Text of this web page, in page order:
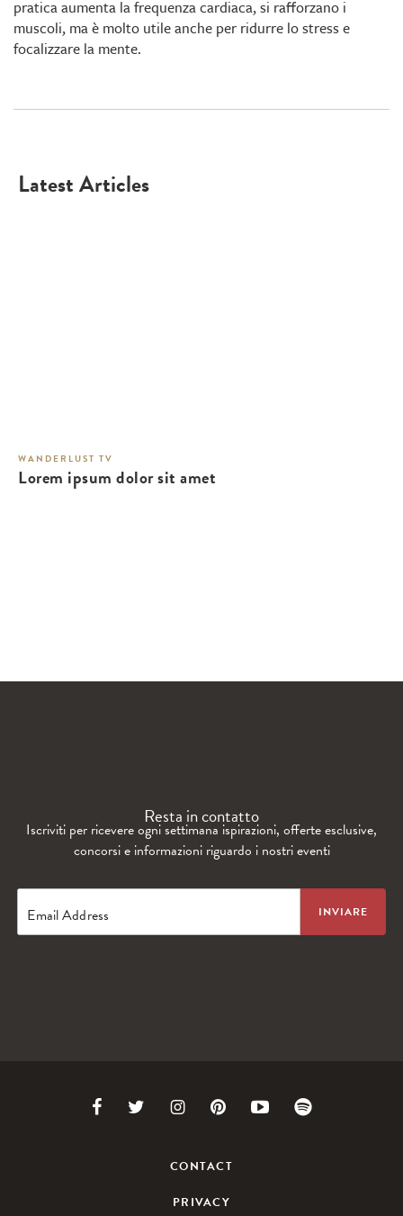
pratica aumenta la frequenza cardiaca, si rafforzano i
muscoli, ma è molto utile anche per ridurre lo stress e
focalizzare la mente.
Latest Articles
WANDERLUST TV
Lorem ipsum dolor sit amet
Lorem ipsum dolor sit amet
Resta in contatto
Iscriviti per ricevere ogni settimana ispirazioni, offerte esclusive,
concorsi e informazioni riguardo i nostri eventi
Email Address
Link Link Link Link Link Link
CONTACT
PRIVACY